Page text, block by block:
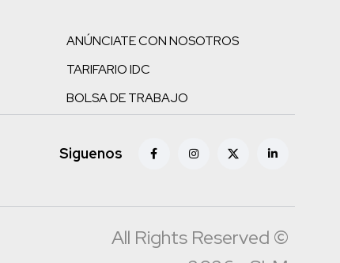
ANÚNCIATE CON NOSOTROS
TARIFARIO IDC
BOLSA DE TRABAJO
Siguenos
All Rights Reserved ©